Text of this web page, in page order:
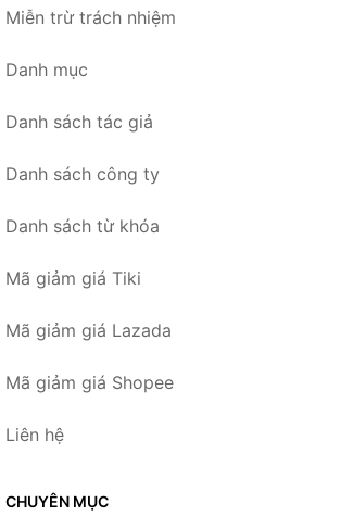
Miễn trừ trách nhiệm
Danh mục
Danh sách tác giả
Danh sách công ty
Danh sách từ khóa
Mã giảm giá Tiki
Mã giảm giá Lazada
Mã giảm giá Shopee
Liên hệ
CHUYÊN MỤC